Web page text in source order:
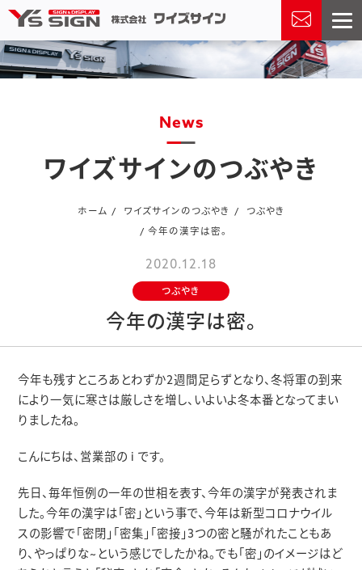
news
ワイズサインのつぶやき
ホーム ワイズサインのつぶやき つぶやき
今年の漢字は密。
2020.12.18
つぶやき
今年の漢字は密。
今年も残すところあとわずか2週間足らずとなり、冬将軍の到来
により一気に寒さは厳しさを増し、いよいよ冬本番となってまい
りましたね。
こんにちは、営業部の i です。
先日、毎年恒例の一年の世相を表す、今年の漢字が発表されま
した。今年の漢字は「密」という事で、今年は新型コロナウイル
スの影響で「密閉」「密集」「密接」3つの密と騒がれたこともあ
り、やっぱりな~という感じでしたかね。でも「密」のイメージはど